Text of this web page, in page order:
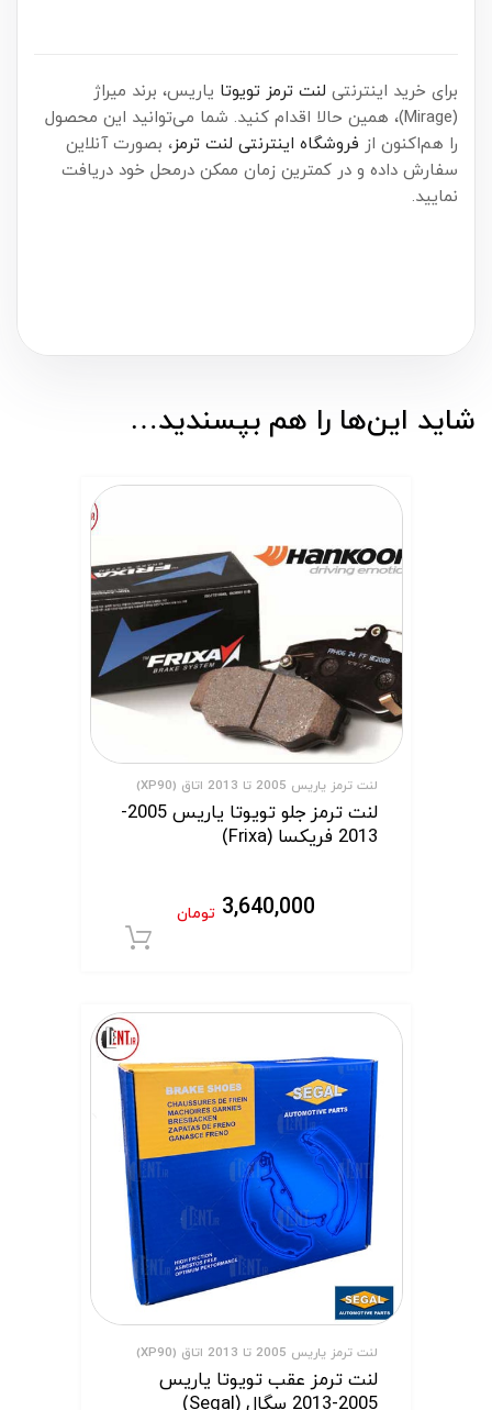
برای خرید اینترنتی لنت ترمز تویوتا یاریس، برند میراژ
(Mirage)، همین حالا اقدام کنید. شما می‌توانید این محصول
را هم‌اکنون از فروشگاه اینترنتی لنت ترمز، بصورت آنلاین
سفارش داده و در کمترین زمان ممکن درمحل خود دریافت
نمایید.
شاید این‌ها را هم بپسندید…
لنت ترمز یاریس 2005 تا 2013 اتاق (XP90)
لنت ترمز جلو تویوتا یاریس 2005-
2013 فریکسا (Frixa)
3,640,000 تومان
لنت ترمز یاریس 2005 تا 2013 اتاق (XP90)
لنت ترمز عقب تویوتا یاریس